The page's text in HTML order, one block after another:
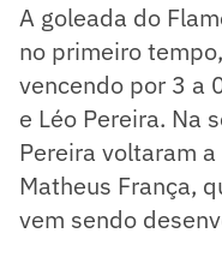
A goleada do
no primeiro
vencendo por 3 a
e Léo Pereira. Na
Pereira voltaram
Matheus França,
vem sendo